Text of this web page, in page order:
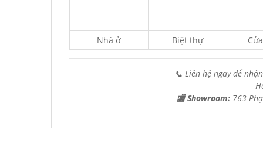
Nhà ở Biệt thự
📞 Liên hệ ngay để
🏬 Showroom: 763